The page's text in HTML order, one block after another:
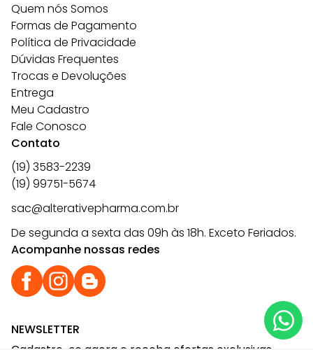
Quem nós Somos
Formas de Pagamento
Política de Privacidade
Dúvidas Frequentes
Trocas e Devoluções
Entrega
Meu Cadastro
Fale Conosco
Contato
(19) 3583-2239
(19) 99751-5674
sac@alterativepharma.com.br
De segunda a sexta das 09h às 18h. Exceto Feriados.
Acompanhe nossas redes
NEWSLETTER